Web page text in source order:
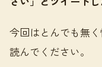
今回はとんでも無
読んでください。